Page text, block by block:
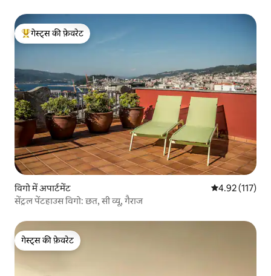
गेस्ट्स का टॉप फ़ेवरेट
गेस्ट्स की फ़ेवरेट
विगो में अपार्टमेंट औसत रेटिंग 5 में से
4.92 (117)
सेंट्रल पेंटहाउस विगो: छत, सी व्यू, गैराज
गेस्ट्स की फ़ेवरेट
गेस्ट्स की फ़ेवरेट